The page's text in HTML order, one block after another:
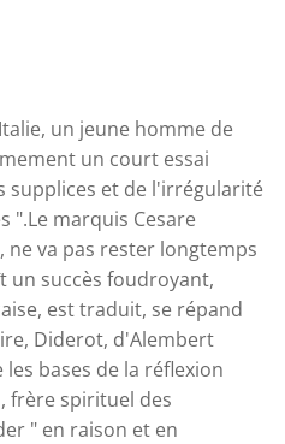
un jeune homme de
un court essai
supplices et de l'irrégularité
".Le marquis Cesare
ne va pas rester longtemps
un succès foudroyant,
est traduit, se répand
Diderot, d'Alembert
bases de la réflexion
frère spirituel des
" en raison et en